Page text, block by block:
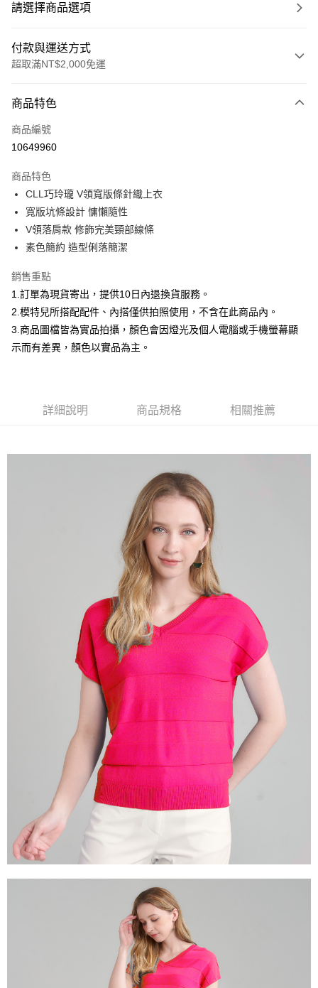
請選擇商品選項
付款與運送方式
超取滿NT$2,000免運
信用卡一次付款
信用卡分期付款
合作金庫商業銀行
華南商業銀行
上海商業儲蓄銀行
國泰世華商業銀行
臺灣中小企業銀行
聯邦商業銀行
元大商業銀行
永豐商業銀行
台新國際商業銀行
中國信託商業銀行
台灣樂天信用卡公司
超商取貨付款
LINE Pay
Apple Pay
悠遊付
Google Pay
全盈+PAY
【大哥付你分期使用說明】
1.本服務由台灣大哥大提供，台灣大哥大用戶可立即使用無須另外申請。
成交易。
4.訂單成立30分鐘內，如未前往確認交易或遇審核未通過，訂單將自動取
消。如遇「轉專審核」未通過狀況，表示未達大哥付你分期系統評分，恕無
1.分期款項不併入電信帳單，「大哥付你分期」於每月結算日後寄送繳費提
2.透過簡訊連結打開帳單後，可選擇「超商條碼／台灣大直營門市／銀行轉
帳／街口支付／iPASS MONEY」等通路繳費。
1.本服務係由「台灣大哥大股份有限公司」（以下簡稱本公司）所提供，讓
用戶於交易時，得透過本服務購買商品或服務，並由商店將買賣／分期付款
買賣價金債權讓與本公司後，依約使用本公司帳單繳交帳款。
2.基於同意付款使用「大哥付你分期」之契約關係目的，商店將以您的個人
資料（包含姓名、電話或地址）提供予台灣大哥大進項蒐集、處理及利用，
由本公司與您本人進行分期帳單所需資料之確認、核對及更正。
3.完整用戶服務條款，請詳閱以下連結：https://oppay.tw/userRule
AFTEE先享後付
１．簡單：不需註冊會員、不需綁卡、不需儲值。
２．便利：只要手機號碼，簡訊認證，即可結帳。
３．安心：先確認商品／服務後，再付款。
【「AFTEE先享後付」結帳流程】
１．於結帳方式選擇「AFTEE先享後付」後，將跳轉至「AFTEE先享後付」
結帳頁面，進行簡訊認證並確認金額後，即可完成結帳。
２．訂單成立數日內，您將收到繳費通知簡訊。
３．收到繳費通知簡訊後14天內，點擊此簡訊中的連結，可透過四大超商／
ATM／網路銀行／等多元方式進行付款，方視為交易完成。
※ 請注意：結帳手續完成當下不需立刻繳費，但若您需要取消訂單，請聯絡
購買商品的店家。未經商家同意取消之訂單仍視為有效，需透過AFTEE先享
後付繳納相關費用。
※ 交易是否成功請以「AFTEE先享後付 」之結帳頁面顯示為準，若有關於
是否繳費成功／繳費後需取消欲退款等相關疑問，請聯繫「AFTEE先享後付
https://netprotections.freshdesk.com/support/home
１．透過由恩沛科技股份有限公司提供之「AFTEE先享後付」服務完成之交
易，需依本服務之必要範圍內提供個人資料，並將交易相關給付款項請求債
權轉讓予恩沛科技股份有限公司。
２．關於個人資料處理事宜，請瀏覽以下網址：
https://aftee.tw/terms/#terms3
３．未成年的使用者請事先徵得法定代理人或監護人之同意方可使用
「AFTEE先享後付」，若未經同意申辦者引起之損失，本公司不負相關責
４．使用「AFTEE先享後付」時，將依據個別帳號之用戶狀況，依本公司即
時審查核予不同之上限額度；若仍有額度不足之情形，本公司將視審查結果
請求用戶進行身份認證。
５．嚴禁一人註冊多個帳號或使用他人資訊註冊。若發現惡意使用之情形，
每筆NT$120，滿NT$2,000(含以上)免運費
每筆NT$120，滿NT$2,000(含以上)免運費
每筆NT$120，滿NT$2,000(含以上)免運費
商品特色
商品編號
10649960
商品特色
CLL巧玲瓏 V領寬版條針織上衣
寬版坑條設計 慵懶隨性
V領落肩款 修飾完美頸部線條
素色簡約 造型俐落簡潔
銷售重點
1.訂單為現貨寄出，提供10日內退換貨服務。
2.模特兒所搭配配件、內搭僅供拍照使用，不含在此商品內。
3.商品圖檔皆為實品拍攝，顏色會因燈光及個人電腦或手機螢幕顯
示而有差異，顏色以實品為主。
詳細說明 商品規格 相關推薦